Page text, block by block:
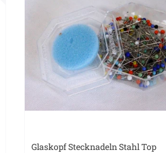
Glaskopf Stecknadeln Stahl Top